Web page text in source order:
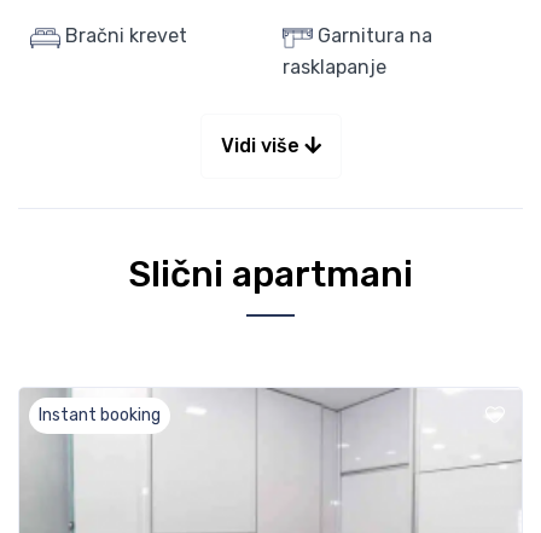
Bračni krevet
Garnitura na
rasklapanje
Vidi više
Slični apartmani
Instant booking